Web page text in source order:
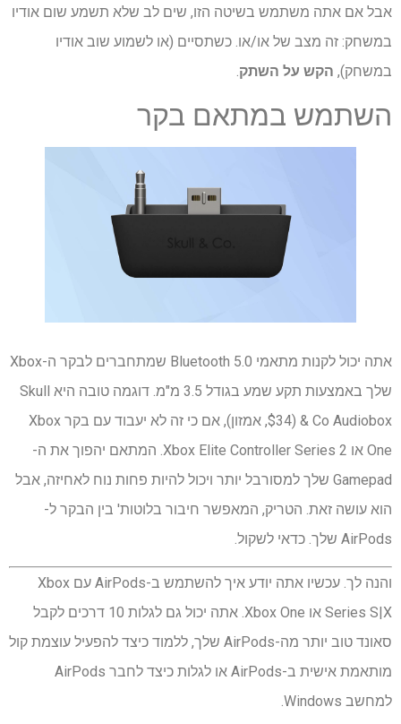
אבל אם אתה משתמש בשיטה הזו, שים לב שלא תשמע שום אודיו
במשחק: זה מצב של או/או. כשתסיים (או לשמוע שוב אודיו
במשחק), הקש על השתק
השתמש במתאם בקר
אתה יכול לקנות מתאמי Bluetooth 5.0 שמתחברים לבקר ה-Xbox
שלך באמצעות תקע שמע בגודל 3.5 מ"מ. דוגמה טובה היא Skull
& Co Audiobox ($34, אמזון), אם כי זה לא יעבוד עם בקר Xbox
One או Xbox Elite Controller Series 2. המתאם יהפוך את ה-
Gamepad שלך למסורבל יותר ויכול להיות פחות נוח לאחיזה, אבל
הוא עושה זאת. הטריק, המאפשר חיבור בלוטות' בין הבקר ל-
AirPods שלך. כדאי לשקול.
והנה לך. עכשיו אתה יודע איך להשתמש ב-AirPods עם Xbox
Series S|X או Xbox One. אתה יכול גם לגלות 10 דרכים לקבל
סאונד טוב יותר מה-AirPods שלך, ללמוד כיצד להפעיל עוצמת קול
מותאמת אישית ב-AirPods או לגלות כיצד לחבר AirPods
למחשב Windows.